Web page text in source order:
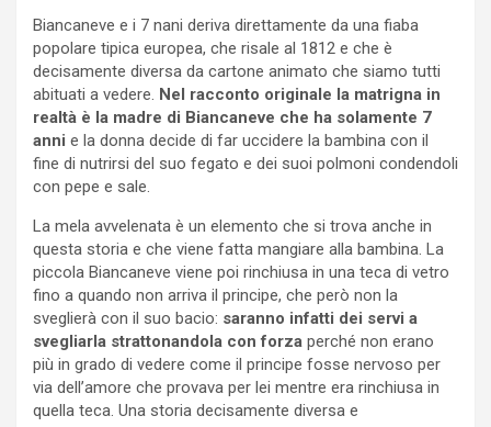
Biancaneve e i 7 nani deriva direttamente da una fiaba
popolare tipica europea, che risale al 1812 e che è
decisamente diversa da cartone animato che siamo tutti
abituati a vedere. Nel racconto originale la matrigna in
realtà è la madre di Biancaneve che ha solamente 7
anni e la donna decide di far uccidere la bambina con il
fine di nutrirsi del suo fegato e dei suoi polmoni condendoli
con pepe e sale.
La mela avvelenata è un elemento che si trova anche in
questa storia e che viene fatta mangiare alla bambina. La
piccola Biancaneve viene poi rinchiusa in una teca di vetro
fino a quando non arriva il principe, che però non la
sveglierà con il suo bacio: saranno infatti dei servi a
svegliarla strattonandola con forza perché non erano
più in grado di vedere come il principe fosse nervoso per
via dell’amore che provava per lei mentre era rinchiusa in
quella teca. Una storia decisamente diversa e